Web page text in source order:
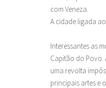
com Veneza.
A cidade ligada
Interessantes as
Capitão do Povo.
uma revolta
principais artes e